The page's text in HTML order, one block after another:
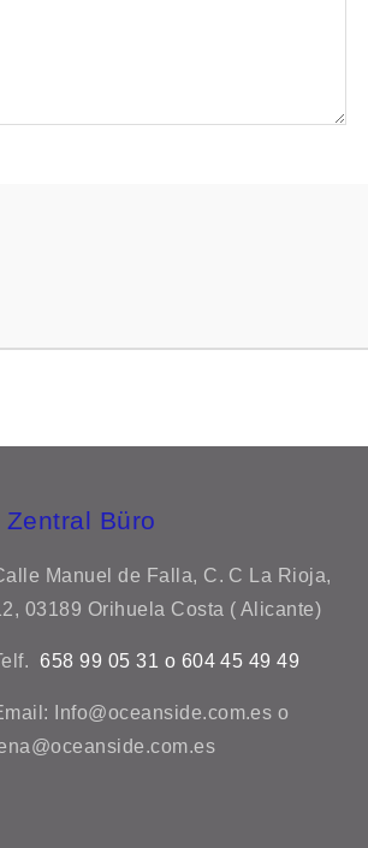
Zentral Büro
Manuel de Falla, C. C La Rioja,
03189 Orihuela Costa ( Alicante)
658 99 05 31 o 604 45 49 49
Info@oceanside.com.es o